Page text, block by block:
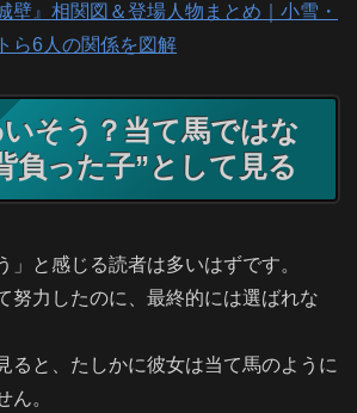
壁』相関図＆登場人物まとめ｜小雪・
ら6人の関係を図解
そう？当て馬ではな
負った子”として見る
」と感じる読者は多いはずです。
努力したのに、最終的には選ばれな
ると、たしかに彼女は当て馬のように
ん。